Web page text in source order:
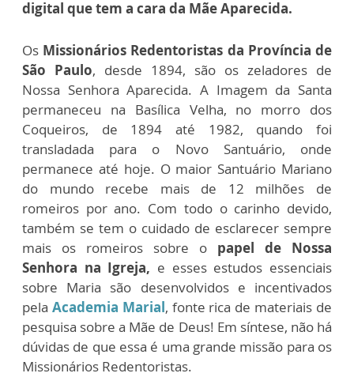
digital que tem a cara da Mãe Aparecida.
Os Missionários Redentoristas da Província de
São Paulo, desde 1894, são os zeladores de
Nossa Senhora Aparecida. A Imagem da Santa
permaneceu na Basílica Velha, no morro dos
Coqueiros, de 1894 até 1982, quando foi
transladada para o Novo Santuário, onde
permanece até hoje. O maior Santuário Mariano
do mundo recebe mais de 12 milhões de
romeiros por ano. Com todo o carinho devido,
também se tem o cuidado de esclarecer sempre
mais os romeiros sobre o papel de Nossa
Senhora na Igreja, e esses estudos essenciais
sobre Maria são desenvolvidos e incentivados
pela Academia Marial, fonte rica de materiais de
pesquisa sobre a Mãe de Deus! Em síntese, não há
dúvidas de que essa é uma grande missão para os
Missionários Redentoristas.